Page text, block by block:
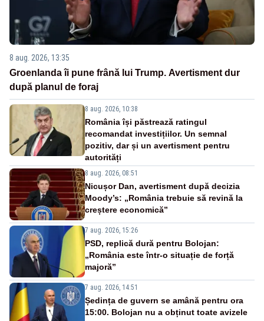
8 aug. 2026, 13:35
Groenlanda îi pune frână lui Trump. Avertisment dur
după planul de foraj
8 aug. 2026, 10:38
România își păstrează ratingul
recomandat investițiilor. Un semnal
pozitiv, dar și un avertisment pentru
autorități
8 aug. 2026, 08:51
Nicușor Dan, avertisment după decizia
Moody’s: „România trebuie să revină la
creștere economică”
7 aug. 2026, 15:26
PSD, replică dură pentru Bolojan:
„România este într-o situație de forță
majoră”
7 aug. 2026, 14:51
Ședința de guvern se amână pentru ora
15:00. Bolojan nu a obținut toate avizele